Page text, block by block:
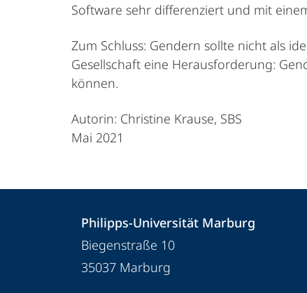
Software sehr differenziert und mit
Zum Schluss: Gendern sollte nicht als
Gesellschaft eine Herausforderung:
können.
Autorin: Christine Krause, SBS
Mai 2021
Informationen
Kontaktinformationen
Philipps-
Universität
Marburg
Philipps-Universität Marburg
Biegenstraße 10
35037 Marburg